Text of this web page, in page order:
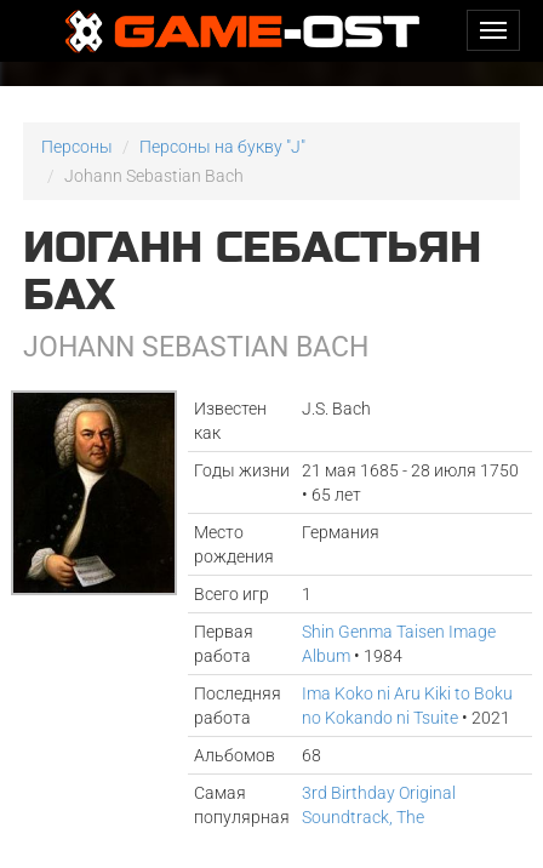
Персоны
Персоны на букву "J"
Johann Sebastian Bach
ИОГАНН СЕБАСТЬЯН
БАХ
JOHANN SEBASTIAN BACH
Известен
как
J.S. Bach
Годы жизни
21 мая 1685 - 28 июля 1750
• 65 лет
Место
рождения
Германия
Всего игр
1
Первая
работа
Shin Genma Taisen Image
Album • 1984
Последняя
работа
Ima Koko ni Aru Kiki to Boku
no Kokando ni Tsuite • 2021
Альбомов
68
Самая
популярная
3rd Birthday Original
Soundtrack, The